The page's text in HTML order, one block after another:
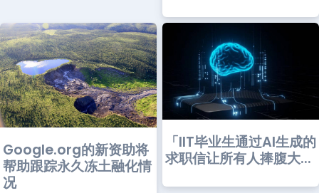
Google.org的新资助将
帮助跟踪永久冻土融化情
况
「IIT毕业生通过AI生成的
求职信让所有人捧腹大...